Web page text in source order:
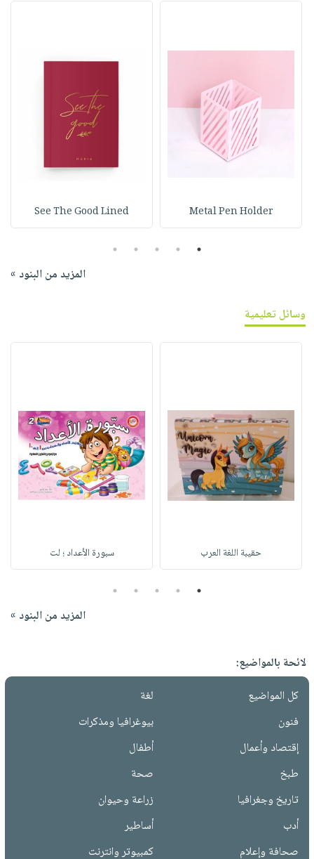
Metal Pen Holder
See The Good Lined
1
2
3
4
5
المزيد من البنود »
وسائل تعليمية
حقيبة اللغة العرب سبورة الأعداد ؛ لت
1
2
3
4
5
المزيد من البنود »
لائحة بالمواضيع:
كل المواضيع
لغة
فنون
بيوغرافيا ومذكرات
إقتصاد وأعمال
أطفال
طبخ
صحة
تاريخ وجغرافيا
زراعة وحيوان
أدب
أساطير
صحافة وإعلام
كمبيوتر وانترنت